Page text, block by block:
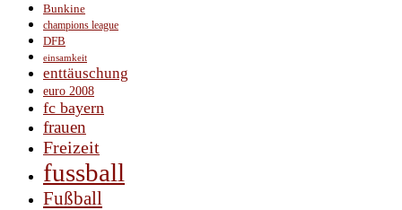
Bunkine
champions league
DFB
einsamkeit
enttäuschung
euro 2008
fc bayern
frauen
Freizeit
fussball
Fußball